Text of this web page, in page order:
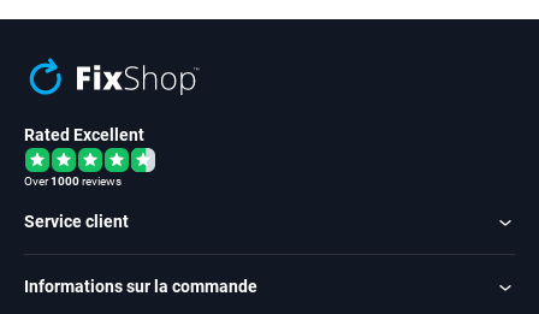
Rated Excellent
Over1000reviews
Service client
Informations sur la commande